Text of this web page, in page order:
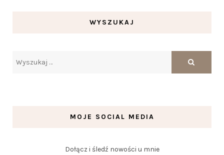
WYSZUKAJ
MOJE SOCIAL MEDIA
Dołącz i śledź nowości u mnie